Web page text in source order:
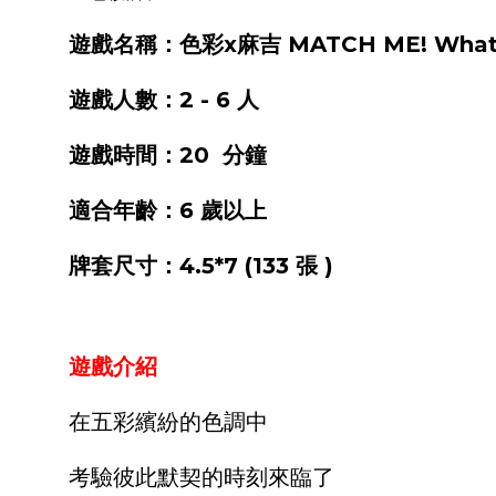
遊戲名稱：色彩x麻吉 MATCH ME!
遊戲人數：2 - 6 人
遊戲時間：20 分鐘
適合年齡：6 歲以上
牌套尺寸：4.5*7 (133 張 )
遊戲介紹
在五彩繽紛的色調中
考驗彼此默契的時刻來臨了